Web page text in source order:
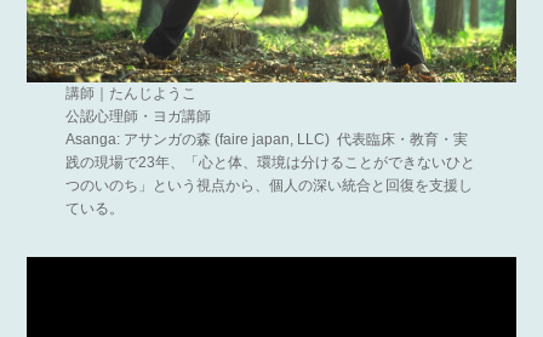
講師｜たんじようこ
公認心理師・ヨガ講師
Asanga: アサンガの森 (faire japan, LLC) 代表臨床・教育・実
践の現場で23年、「心と体、環境は分けることができないひと
つのいのち」という視点から、個人の深い統合と回復を支援し
ている。